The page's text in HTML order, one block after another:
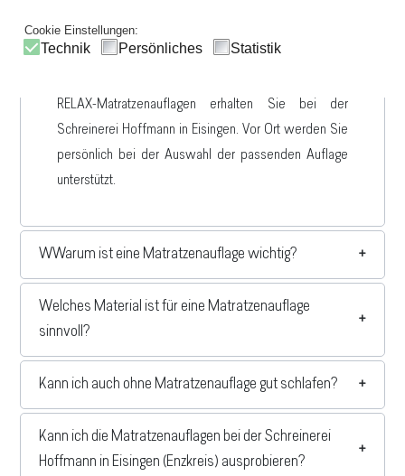
Cookie Einstellungen:
Technik Persönliches Statistik
Wo kann ich eine passende Matratzenauflage im
Enzkreis kaufen?
RELAX-Matratzenauflagen erhalten Sie bei der
Schreinerei Hoffmann in Eisingen. Vor Ort werden Sie
persönlich bei der Auswahl der passenden Auflage
unterstützt.
WWarum ist eine Matratzenauflage wichtig?
Welches Material ist für eine Matratzenauflage
sinnvoll?
Kann ich auch ohne Matratzenauflage gut schlafen?
Kann ich die Matratzenauflagen bei der Schreinerei
Hoffmann in Eisingen (Enzkreis) ausprobieren?